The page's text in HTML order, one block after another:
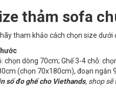
thảm sofa
tham khảo cách chọn size dưới
chọn dòng 70cm; Ghế 3-4 chỗ:
(chọn 70x180cm), đoạn ngắn
số đo ghế cho Viethands, shop sẽ